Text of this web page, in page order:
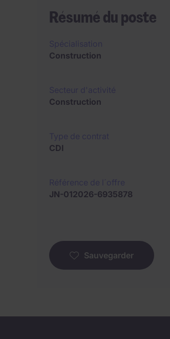
Résumé du poste
Construction
Construction
CDI
JN-012026-6935878
Sauvegarder